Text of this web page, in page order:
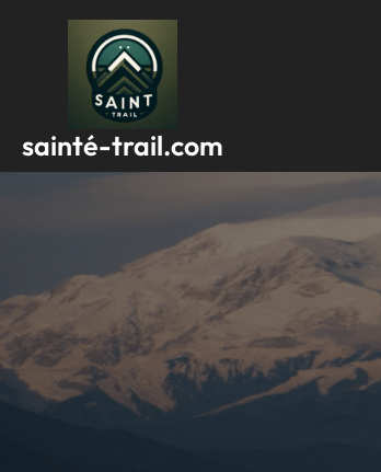
sainté-trail.com